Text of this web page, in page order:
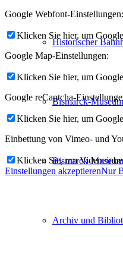
Historischer
Bismarck-
Bismarck-
Archiv und
Google Webfont-Einstellungen:
Klicken Sie hier, um
Google Map-Einstellungen:
Klicken Sie hier, um
Google reCaptcha-
Klicken Sie hier, um
Einbettung von Vimeo- und
Klicken Sie, um
Einstellungen akzeptierenNur